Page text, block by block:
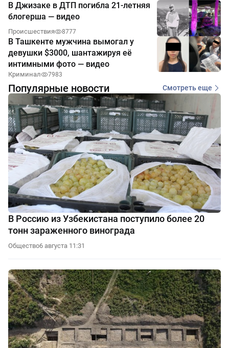
В Джизаке в ДТП погибла 21-летняя
блогерша — видео
Происшествия 8777
В Ташкенте мужчина вымогал у
девушки $3000, шантажируя её
интимными фото — видео
Криминал 7983
Популярные новости Смотреть еще
В Россию из Узбекистана поступило более 20
тонн зараженного винограда
Общество6 августа 11:31